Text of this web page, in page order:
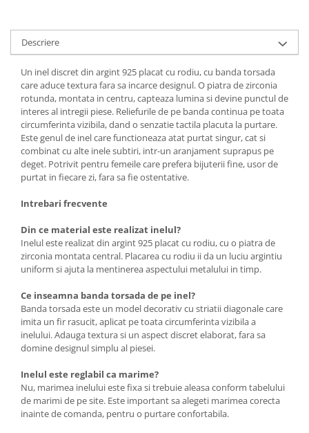
Descriere
Un inel discret din argint 925 placat cu rodiu, cu banda torsada
care aduce textura fara sa incarce designul. O piatra de zirconia
rotunda, montata in centru, capteaza lumina si devine punctul de
interes al intregii piese. Reliefurile de pe banda continua pe toata
circumferinta vizibila, dand o senzatie tactila placuta la purtare.
Este genul de inel care functioneaza atat purtat singur, cat si
combinat cu alte inele subtiri, intr-un aranjament suprapus pe
deget. Potrivit pentru femeile care prefera bijuterii fine, usor de
purtat in fiecare zi, fara sa fie ostentative.
Intrebari frecvente
Din ce material este realizat inelul?
Inelul este realizat din argint 925 placat cu rodiu, cu o piatra de
zirconia montata central. Placarea cu rodiu ii da un luciu argintiu
uniform si ajuta la mentinerea aspectului metalului in timp.
Ce inseamna banda torsada de pe inel?
Banda torsada este un model decorativ cu striatii diagonale care
imita un fir rasucit, aplicat pe toata circumferinta vizibila a
inelului. Adauga textura si un aspect discret elaborat, fara sa
domine designul simplu al piesei.
Inelul este reglabil ca marime?
Nu, marimea inelului este fixa si trebuie aleasa conform tabelului
de marimi de pe site. Este important sa alegeti marimea corecta
inainte de comanda, pentru o purtare confortabila.